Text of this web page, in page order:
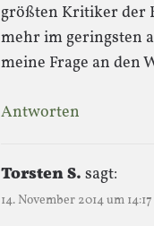
größten Kritiker der
mehr im geringsten
meine Frage an den
Antworten
Torsten S. sagt:
14. November 2014 um